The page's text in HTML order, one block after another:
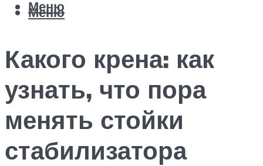
Меню
Меню
Какого крена: как
узнать, что пора
менять стойки
стабилизатора